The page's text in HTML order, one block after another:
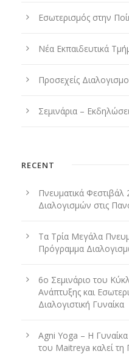
Εσωτερισμός στην
Νέα Εκπαιδευτικά
Προσεχείς
Σεμινάρια –
RECENT
Πνευματικά
Διαλογισμών στις
Τα Τρία Μεγάλα
Πρόγραμμα
6ο Σεμινάριο του
Ανάπτυξης και
Διαλογιστική Γυναίκα
Agni Yoga – Η
του Maitreya καλεί τη